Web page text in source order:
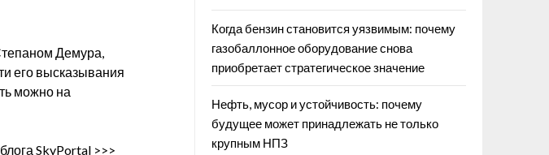
Демура,
его высказывания
можно на
SkyPortal >>>
Когда бензин становится уязвимым: почему
газобаллонное оборудование снова
приобретает стратегическое значение
Нефть, мусор и устойчивость: почему
будущее может принадлежать не только
крупным НПЗ